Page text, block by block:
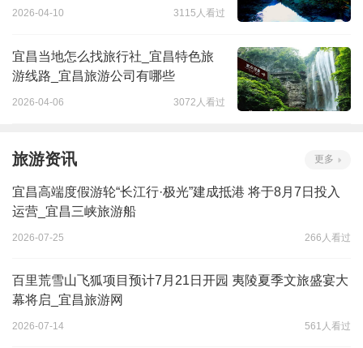
2026-04-10 3115人看过
宜昌当地怎么找旅行社_宜昌特色旅
游线路_宜昌旅游公司有哪些
2026-04-06 3072人看过
旅游资讯 更多
宜昌高端度假游轮“长江行·极光”建成抵港 将于8月7日投入
运营_宜昌三峡旅游船
2026-07-25 266人看过
百里荒雪山飞狐项目预计7月21日开园 夷陵夏季文旅盛宴大
幕将启_宜昌旅游网
2026-07-14 561人看过